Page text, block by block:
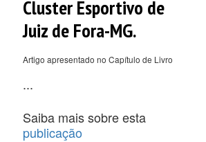
Cluster Esportivo de
Juiz de Fora-MG.
Artigo apresentado no Capítulo de Livro
...
Saiba mais sobre esta
publicação